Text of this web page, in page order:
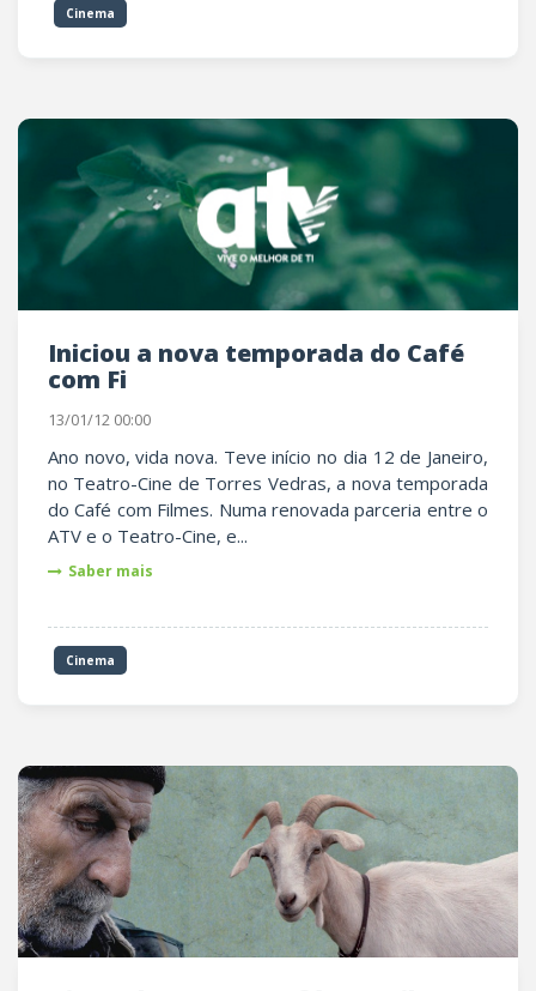
Cinema
Iniciou a nova temporada do Café
com Fi
13/01/12 00:00
Ano novo, vida nova. Teve início no dia 12 de Janeiro,
no Teatro-Cine de Torres Vedras, a nova temporada
do Café com Filmes. Numa renovada parceria entre o
ATV e o Teatro-Cine, e...
Saber mais
Cinema